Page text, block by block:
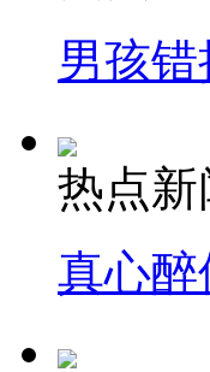
男孩
热点新
真心